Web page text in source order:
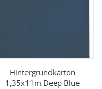
Hintergrundkarton
1,35x11m Deep Blue